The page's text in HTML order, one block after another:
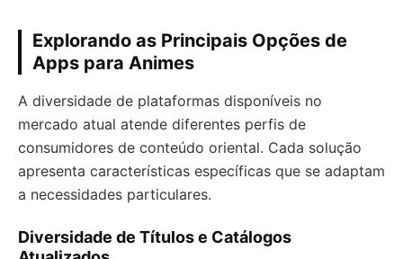
Explorando as Principais Opções de
Apps para Animes
A diversidade de plataformas disponíveis no
mercado atual atende diferentes perfis de
consumidores de conteúdo oriental. Cada solução
apresenta características específicas que se adaptam
a necessidades particulares.
Diversidade de Títulos e Catálogos